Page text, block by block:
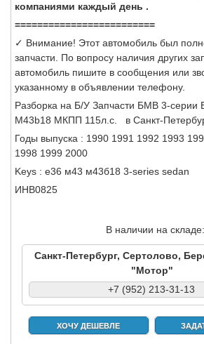
компаниями каждый день .
=========================
✓ Внимание! Этот автомобиль был
запчасти. По вопросу наличия других
автомобиль пишите в сообщения или
указанному в объявлении телефону.
Разборка на Б/У Запчасти БМВ 3-серии
M43b18 МКПП 115л.с. в Санкт-
Годы выпуска : 1990 1991 1992 1993
1998 1999 2000
Keys : е36 м43 м43б18 3-series sedan
ИНВ0825
В наличии на складе:
Санкт-Петербург, Сертолово,
"Мотор"
+7 (952) 213-31-13
ХОЧУ ДЕШЕВЛЕ